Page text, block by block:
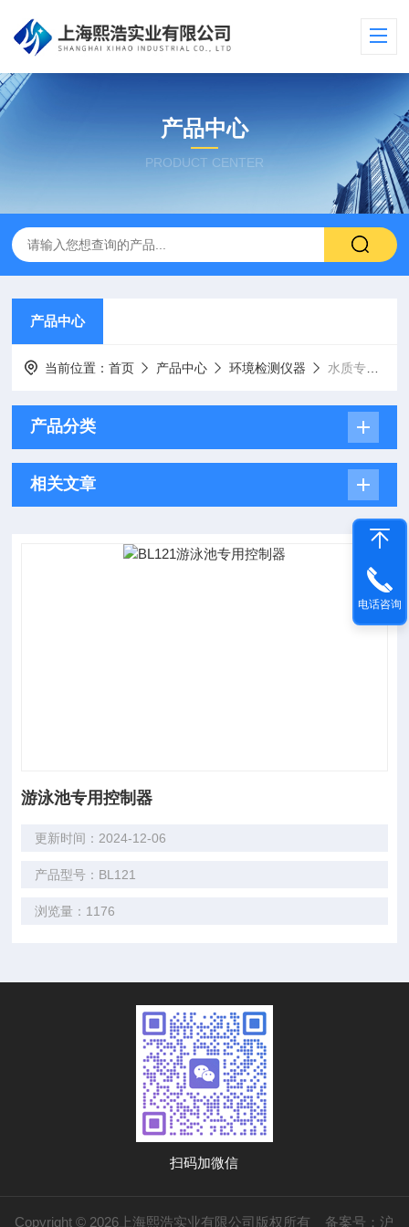
产品中心
PRODUCT CENTER
产品中心
当前位置：首页 产品中心 环境检测仪器 水质专用控制器
产品分类
相关文章
游泳池专用控制器
更新时间：2024-12-06
产品型号：BL121
浏览量：1176
扫码加微信
Copyright © 2026上海熙浩实业有限公司版权所有 备案号：沪
电话咨询